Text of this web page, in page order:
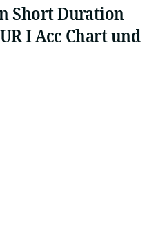
Short Duration
I Acc Chart und